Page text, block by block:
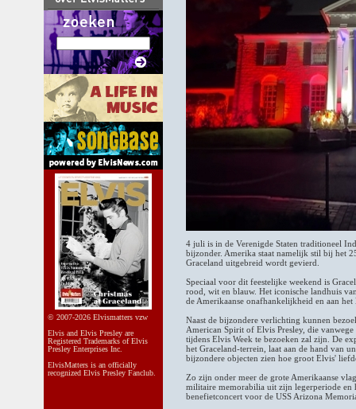
© 2007-2026 Elvismatters vzw
Elvis and Elvis Presley are
Registered Trademarks of Elvis
Presley Enterprises Inc.
ElvisMatters is an officially
recognized Elvis Presley Fanclub.
4 juli is in de Verenigde Staten traditioneel
bijzonder. Amerika staat namelijk stil bij het
Graceland uitgebreid wordt gevierd.
Speciaal voor dit feestelijke weekend is
rood, wit en blauw. Het iconische landhuis
de Amerikaanse onafhankelijkheid en aan
Naast de bijzondere verlichting kunnen
American Spirit of Elvis Presley, die
tijdens Elvis Week te bezoeken zal zijn. De
het Graceland-terrein, laat aan de hand van
bijzondere objecten zien hoe groot Elvis'
Zo zijn onder meer de grote Amerikaanse
militaire memorabilia uit zijn legerperiode en
benefietconcert voor de USS Arizona